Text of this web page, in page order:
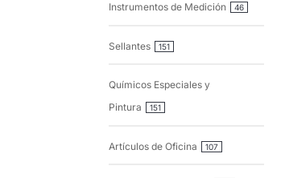
Instrumentos de Medición 46
Sellantes 151
Químicos Especiales y
Pintura
151
Artículos de Oficina 107